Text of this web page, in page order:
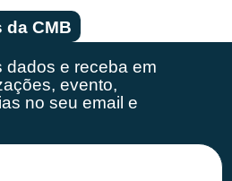
da CMB
dados e receba em
evento,
no seu email e